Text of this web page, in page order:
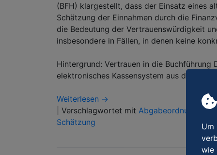
(BFH) klargestellt, dass der Einsatz eines
Schätzung der Einnahmen durch die
die Bedeutung der Vertrauenswürdigkeit
insbesondere in Fällen, in denen keine
Hintergrund: Vertrauen in die Buchführung
elektronisches Kassensystem aus den
Weiterlesen →
Verschlagwortet mit Abgabeordnung
Schätzung
Um
wie